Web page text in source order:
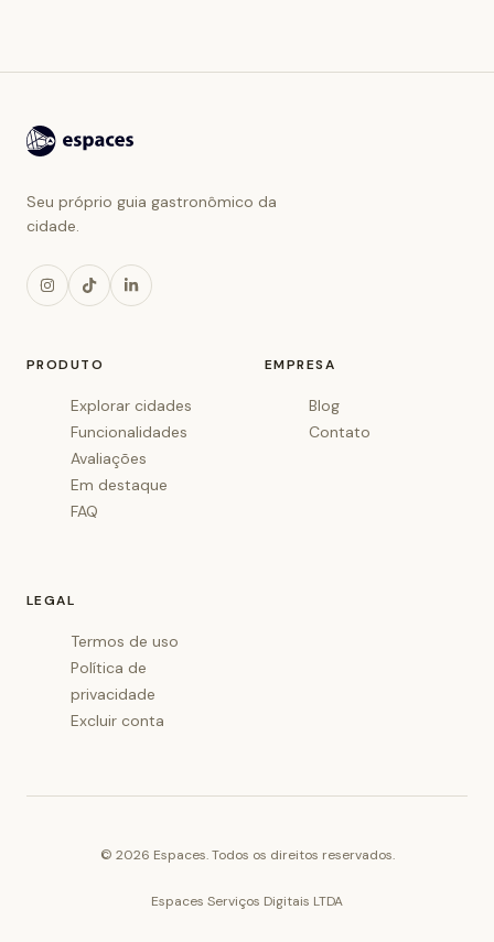
Seu próprio guia gastronômico da
cidade.
PRODUTO
Explorar cidades
Funcionalidades
Avaliações
Em destaque
FAQ
EMPRESA
Blog
Contato
LEGAL
Termos de uso
Política de
privacidade
Excluir conta
© 2026 Espaces. Todos os direitos reservados.
Espaces Serviços Digitais LTDA